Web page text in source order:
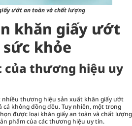
ướt an toàn và chất lượng
khăn giấy ướt
khỏe
của thương hiệu uy
nhiều thương hiệu sản xuất khăn giấy ướt
cả không đồng đều. Tuy nhiên, một trong
được loại khăn giấy an toàn và chất lượng
phẩm của các thương hiệu uy tín.